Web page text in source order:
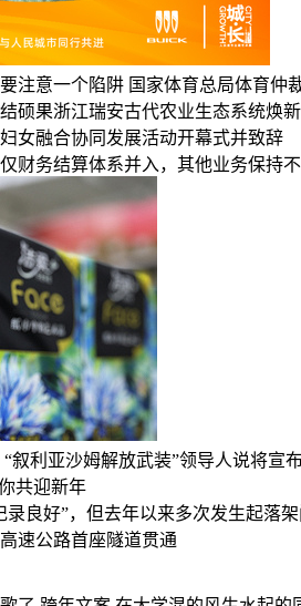
注意一个陷阱 国家体育总局体育仲
硕果浙江瑞安古代农业生态系统焕
女融合协同发展活动开幕式并致辞
财务结算体系并入，其他业务保持
“叙利亚沙姆解放武装”领导人说将宣
共迎新年
录良好”，但去年以来多次发生起落
速公路首座隧道贯通